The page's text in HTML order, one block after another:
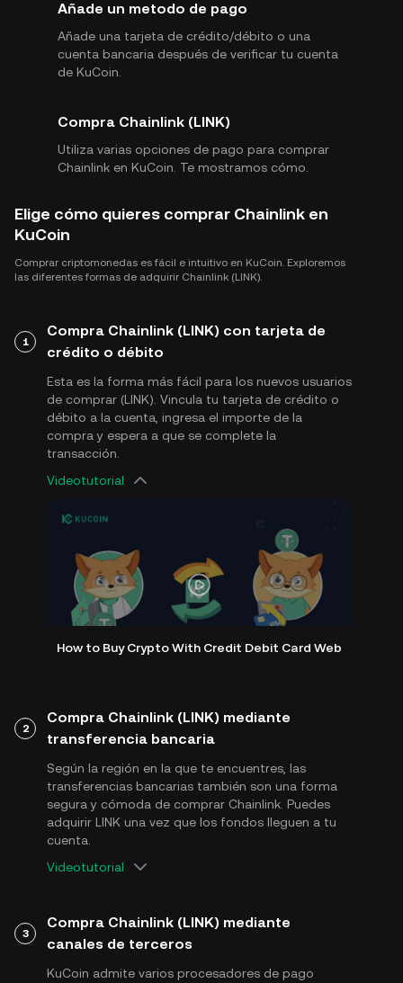
Añade un metodo de pago
Añade una tarjeta de crédito/débito o una
cuenta bancaria después de verificar tu cuenta
de KuCoin.
Compra Chainlink (LINK)
Utiliza varias opciones de pago para comprar
Chainlink en KuCoin. Te mostramos cómo.
Elige cómo quieres comprar Chainlink en
KuCoin
Comprar criptomonedas es fácil e intuitivo en KuCoin. Exploremos
las diferentes formas de adquirir Chainlink (LINK).
1
Compra Chainlink (LINK) con tarjeta de
crédito o débito
Esta es la forma más fácil para los nuevos usuarios
de comprar (LINK). Vincula tu tarjeta de crédito o
débito a la cuenta, ingresa el importe de la
compra y espera a que se complete la
transacción.
Videotutorial
How to Buy Crypto With Credit Debit Card Web
2
Compra Chainlink (LINK) mediante
transferencia bancaria
Según la región en la que te encuentres, las
transferencias bancarias también son una forma
segura y cómoda de comprar Chainlink. Puedes
adquirir LINK una vez que los fondos lleguen a tu
cuenta.
Videotutorial
3
Compra Chainlink (LINK) mediante
canales de terceros
KuCoin admite varios procesadores de pago